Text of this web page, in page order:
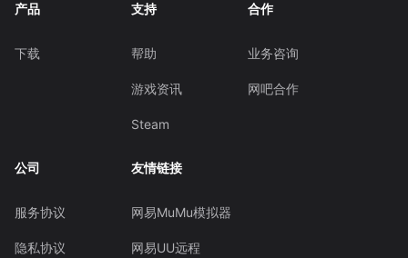
产品
下载
支持
帮助
游戏资讯
Steam
合作
业务咨询
网吧合作
公司
服务协议
隐私协议
友情链接
网易MuMu模拟器
网易UU远程